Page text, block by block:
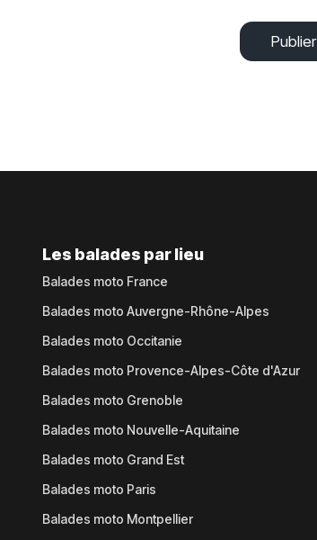
Publier
Les balades par lieu
Balades moto France
Balades moto Auvergne-Rhône-Alpes
Balades moto Occitanie
Balades moto Provence-Alpes-Côte d'Azur
Balades moto Grenoble
Balades moto Nouvelle-Aquitaine
Balades moto Grand Est
Balades moto Paris
Balades moto Montpellier